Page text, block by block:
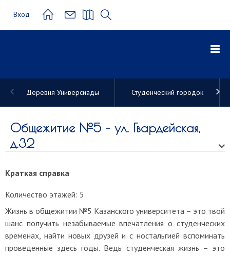
Вход
Общежитие
КФУ
Деревня Универсиады Студенческий городок
Общежитие №5 – ул. Гвардейская,
д.32
Краткая справка
Количество этажей: 5
Жизнь в общежитии №5 Казанского университета – это твой
шанс получить незабываемые впечатления о студенческих
временах, найти новых друзей и с ностальгией вспоминать
проведенные здесь годы. Ведь студенческая жизнь – это